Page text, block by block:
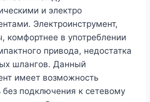
и электро
Электроинструмент,
комфортнее в употреблении
привода, недостатка
шлангов. Данный
имеет возможность
без подключения к сетевому